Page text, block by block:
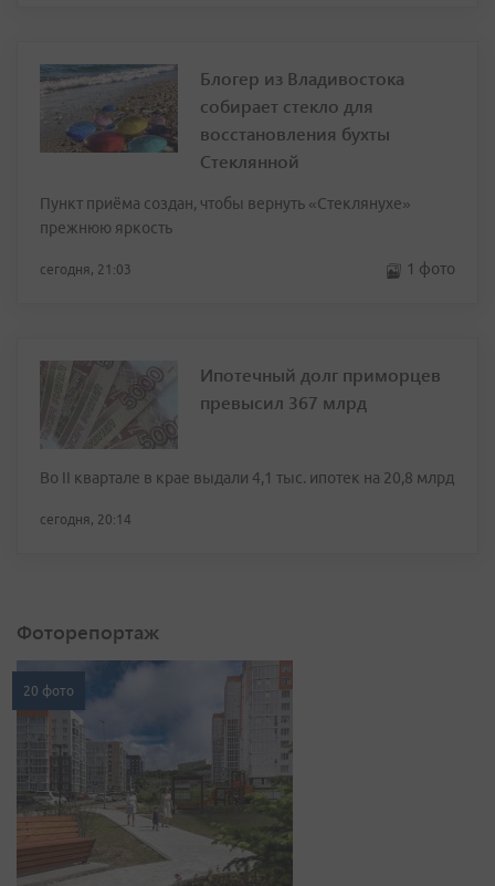
Блогер из Владивостока
собирает стекло для
восстановления бухты
Стеклянной
Пункт приёма создан, чтобы вернуть «Стеклянухе»
прежнюю яркость
сегодня, 21:03 1 фото
Ипотечный долг приморцев
превысил 367 млрд
Во II квартале в крае выдали 4,1 тыс. ипотек на 20,8 млрд
сегодня, 20:14
Фоторепортаж
20 фото